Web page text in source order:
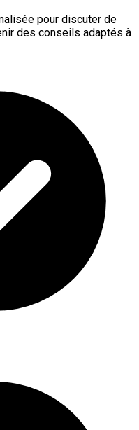
pour discuter de
des conseils adaptés à